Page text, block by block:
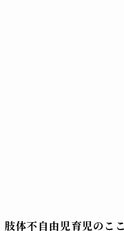
肢体不自由児育児のこ